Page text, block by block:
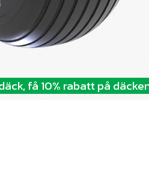
få 10% rabatt på